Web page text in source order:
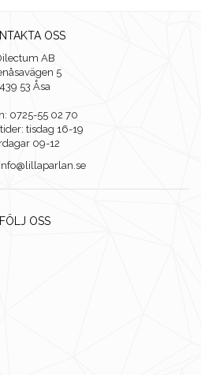
OSS
AB
5
439 53 Åsa
0725-55 02 70
tisdag 16-19
09-12
FÖLJ OSS